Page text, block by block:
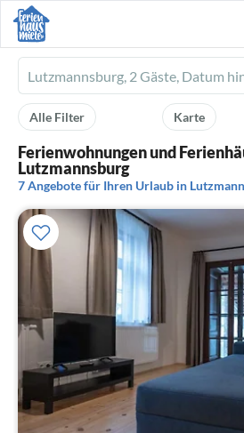
Ferienhausmiete
logo
Karte
Alle Filter
Ferienwohnungen und
Lutzmannsburg
7 Angebote für Ihren Urlaub in